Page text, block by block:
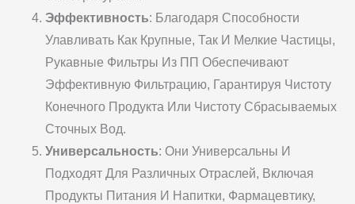
Эффективность: Благодаря Способности
Улавливать Как Крупные, Так И Мелкие Частицы,
Рукавные Фильтры Из ПП Обеспечивают
Эффективную Фильтрацию, Гарантируя Чистоту
Конечного Продукта Или Чистоту Сбрасываемых
Сточных Вод.
Универсальность: Они Универсальны И
Подходят Для Различных Отраслей, Включая
Продукты Питания И Напитки, Фармацевтику,